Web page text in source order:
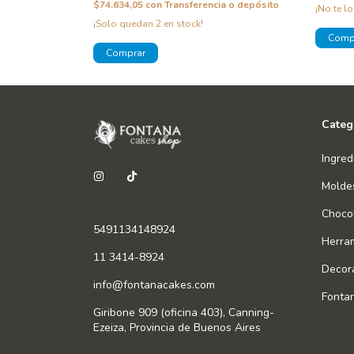
$74.634,05 conTransferencia o depósito
¡Solo quedan 2 en stock!
¡No te
5491134148924
11 3414-8924
info@fontanacakes.com
Giribone 909 (oficina 403), Canning-
Ezeiza, Provincia de Buenos Aires